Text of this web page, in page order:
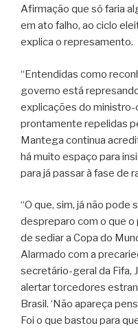
Afirmação que só faria
em ato falho, ao ciclo
explica o represamento.
“Entendidas como
governo está
explicações do ministro-
prontamente repelidas
Mantega continua
há muito espaço para
para já passar à fase de
“O que, sim, já não
despreparo com o que
de sediar a Copa do
Alarmado com a
secretário-geral da Fifa,
alertar torcedores
Brasil. ‘Não apareça
Foi o que bastou para